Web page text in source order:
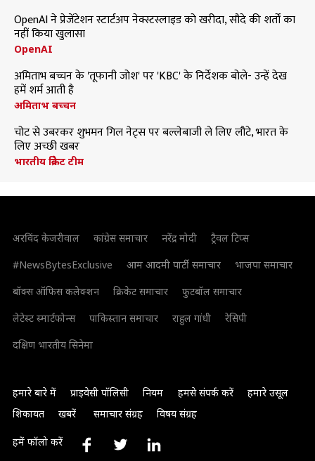
OpenAI ने प्रेजेंटेशन स्टार्टअप नेक्स्टस्लाइड को खरीदा, सौदे की शर्तों का
नहीं किया खुलासा
OpenAI
अमिताभ बच्चन के 'तूफानी जोश' पर 'KBC' के निर्देशक बोले- उन्हें देख
हमें शर्म आती है
अमिताभ बच्चन
चोट से उबरकर शुभमन गिल नेट्स पर बल्लेबाजी ले लिए लौटे, भारत के
लिए अच्छी खबर
भारतीय क्रिकेट टीम
अरविंद केजरीवाल कांग्रेस समाचार नरेंद्र मोदी
ट्रैवल टिप्स
#NewsBytesExclusive
आम आदमी पार्टी समाचार
भाजपा समाचार
बॉक्स ऑफिस कलेक्शन
क्रिकेट समाचार
फुटबॉल समाचार
लेटेस्ट स्मार्टफोन्स
पाकिस्तान समाचार राहुल गांधी
रेसिपी
दक्षिण भारतीय सिनेमा
हमारे बारे में प्राइवेसी पॉलिसी नियम हमसे संपर्क करें
हमारे उसूल
शिकायत
खबरें समाचार संग्रह विषय संग्रह
हमें फॉलो करें